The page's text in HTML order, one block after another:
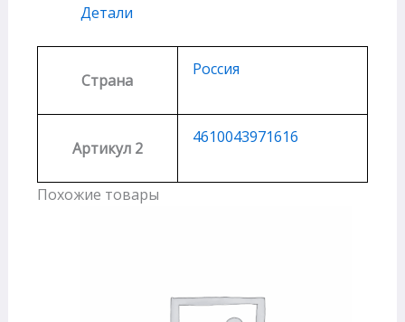
Детали
Страна
Россия
Артикул 2
4610043971616
Похожие товары